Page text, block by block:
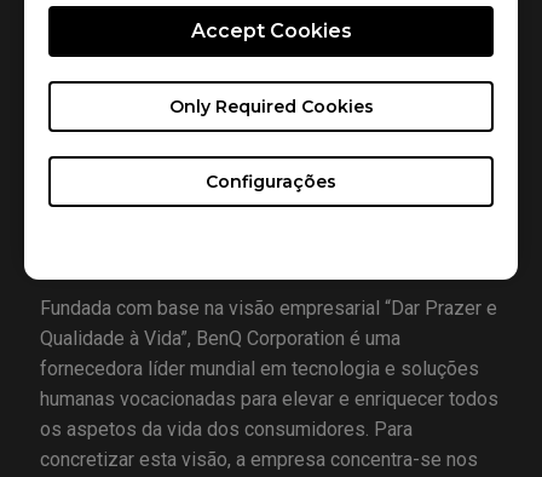
Configurações
Only Required Cookies
Accept Cookies
desempenho dos atletas eSports. Em 2015 a marca
ZOWIE foi comprada pela BenQ Corp para representar
proporciona uma experiência verdadeiramente
competitiva e agradável.
Fundada com base na visão empresarial “Dar Prazer e
Qualidade à Vida”, BenQ Corporation é uma
fornecedora líder mundial em tecnologia e soluções
humanas vocacionadas para elevar e enriquecer todos
os aspetos da vida dos consumidores. Para
concretizar esta visão, a empresa concentra-se nos